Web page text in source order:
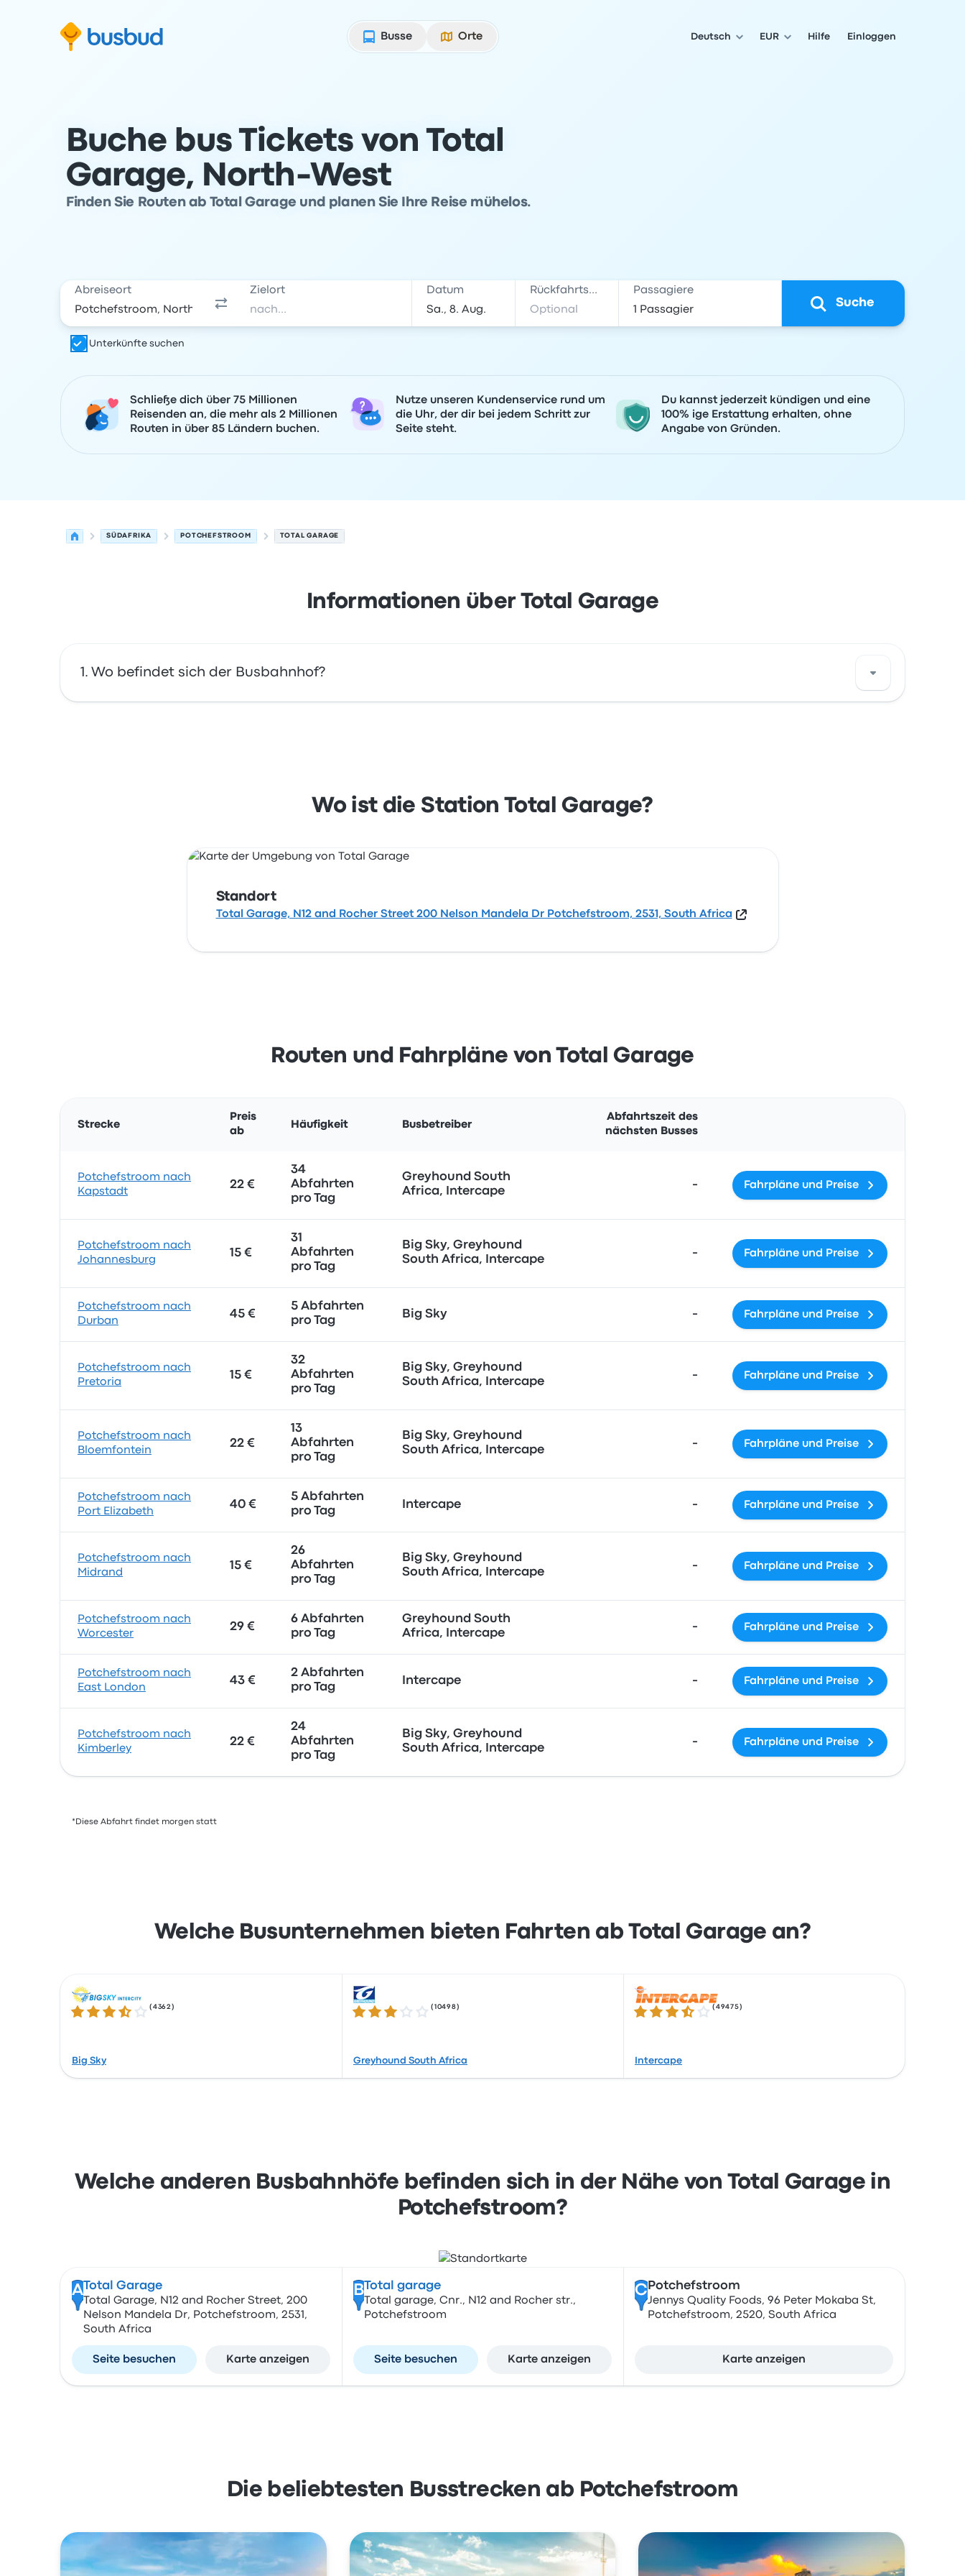
Busse
Orte Deutsch EUR Hilfe Einloggen
Buche bus Tickets von Total
Garage, North-West
Finden Sie Routen ab Total Garage und planen Sie Ihre Reise mühelos.
Abreiseort Zielort Datum Rückfahrtsdatum Passagiere
Suche
Unterkünfte suchen
Schließe dich über 75 Millionen
Reisenden an, die mehr als 2 Millionen
Routen in über 85 Ländern buchen.
Nutze unseren Kundenservice rund um
die Uhr, der dir bei jedem Schritt zur
Seite steht.
Du kannst jederzeit kündigen und eine
100% ige Erstattung erhalten, ohne
Angabe von Gründen.
SÜDAFRIKA POTCHEFSTROOM TOTAL GARAGE
Informationen über Total Garage
Wo befindet sich der Busbahnhof?
Wo ist die Station Total Garage?
Standort
Total Garage, N12 and Rocher Street 200 Nelson Mandela Dr Potchefstroom, 2531, South Africa
Routen und Fahrpläne von Total Garage
Strecke
Preis
ab
Häufigkeit Busbetreiber
Abfahrtszeit des
nächsten Busses
Potchefstroom nach
Kapstadt
22 €
34
Abfahrten
pro Tag
Greyhound South
Africa, Intercape
- Fahrpläne und Preise
Potchefstroom nach
Johannesburg
15 €
31
Abfahrten
pro Tag
Big Sky, Greyhound
South Africa, Intercape
- Fahrpläne und Preise
Potchefstroom nach
Durban
45 €
5 Abfahrten
pro Tag
Big Sky - Fahrpläne und Preise
Potchefstroom nach
Pretoria
15 €
32
Abfahrten
pro Tag
Big Sky, Greyhound
South Africa, Intercape
- Fahrpläne und Preise
Potchefstroom nach
Bloemfontein
22 €
13
Abfahrten
pro Tag
Big Sky, Greyhound
South Africa, Intercape
- Fahrpläne und Preise
Potchefstroom nach
Port Elizabeth
40 €
5 Abfahrten
pro Tag
Intercape - Fahrpläne und Preise
Potchefstroom nach
Midrand
15 €
26
Abfahrten
pro Tag
Big Sky, Greyhound
South Africa, Intercape
- Fahrpläne und Preise
Potchefstroom nach
Worcester
29 €
6 Abfahrten
pro Tag
Greyhound South
Africa, Intercape
- Fahrpläne und Preise
Potchefstroom nach
East London
43 €
2 Abfahrten
pro Tag
Intercape - Fahrpläne und Preise
Potchefstroom nach
Kimberley
22 €
24
Abfahrten
pro Tag
Big Sky, Greyhound
South Africa, Intercape
- Fahrpläne und Preise
*Diese Abfahrt findet morgen statt
Welche Busunternehmen bieten Fahrten ab Total Garage an?
3.5 von 5 Sternen
( 4362 )
Big Sky
3.2 von 5 Sternen
( 10498 )
Greyhound South Africa
3.5 von 5 Sternen
( 49475 )
Intercape
Welche anderen Busbahnhöfe befinden sich in der Nähe von Total Garage in
Potchefstroom?
A Total Garage
Total Garage, N12 and Rocher Street, 200
Nelson Mandela Dr, Potchefstroom, 2531,
South Africa
Seite besuchen Karte anzeigen
B Total garage
Total garage, Cnr., N12 and Rocher str.,
Potchefstroom
Seite besuchen Karte anzeigen
CPotchefstroom
Jennys Quality Foods, 96 Peter Mokaba St,
Potchefstroom, 2520, South Africa
Karte anzeigen
Die beliebtesten Busstrecken ab Potchefstroom